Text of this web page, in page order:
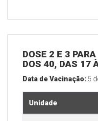
DOSE 2 E 3
DOS 40, DAS 17
Data de Vacinação: 5
Unidade